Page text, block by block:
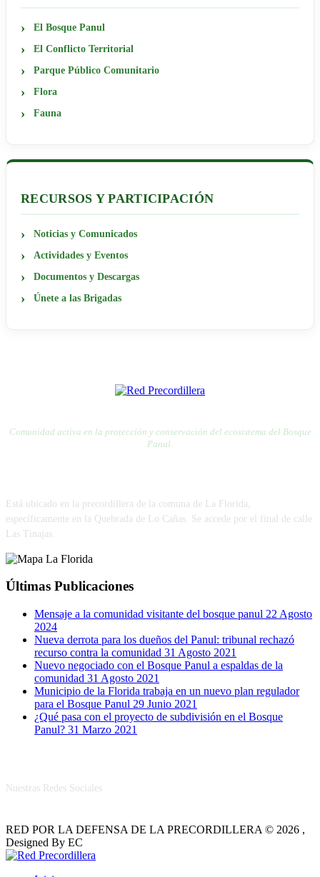
El Bosque Panul
El Conflicto Territorial
Parque Público Comunitario
Flora
Fauna
RECURSOS Y PARTICIPACIÓN
Noticias y Comunicados
Actividades y Eventos
Documentos y Descargas
Únete a las Brigadas
Comunidad activa en la protección y conservación del ecosistema del Bosque
Panul.
Está ubicado en la precordillera de la comuna de La Florida,
específicamente en la Quebrada de Lo Cañas. Se accede por el final de calle
Las Tinajas.
Últimas Publicaciones
Mensaje a la comunidad visitante del bosque panul 22 Agosto
2024
Nueva derrota para los dueños del Panul: tribunal rechazó
recurso contra la comunidad 31 Agosto 2021
Nuevo negociado con el Bosque Panul a espaldas de la
comunidad 31 Agosto 2021
Municipio de la Florida trabaja en un nuevo plan regulador
para el Bosque Panul 29 Junio 2021
¿Qué pasa con el proyecto de subdivisión en el Bosque
Panul? 31 Marzo 2021
Nuestras Redes Sociales
RED POR LA DEFENSA DE LA PRECORDILLERA © 2026 ,
Designed By EC